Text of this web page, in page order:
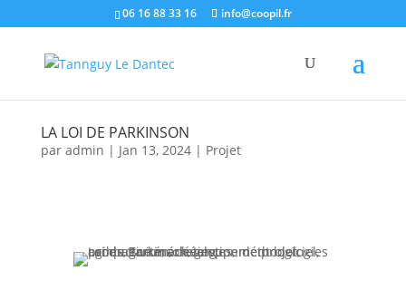
06 16 88 33 16 info@coopil.fr
LA LOI DE PARKINSON
par admin | Jan 13, 2024| Projet